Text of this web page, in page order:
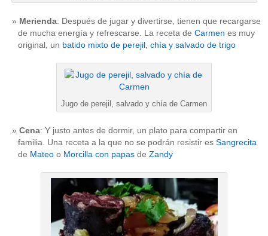
Merienda: Después de jugar y divertirse, tienen que recargarse
de mucha energía y refrescarse. La receta de Carmen es muy
original, un batido mixto de perejil, chía y salvado de trigo
Jugo de perejil, salvado y chía de Carmen
Cena: Y justo antes de dormir, un plato para compartir en
familia. Una receta a la que no se podrán resistir es Sangrecita
de Mateo o Morcilla con papas de Zandy